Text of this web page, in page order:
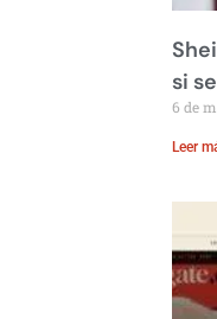
si
6 de
Leer